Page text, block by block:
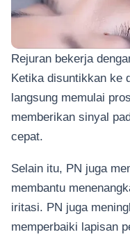
Rejuran bekerja
Ketika disuntikkan ke
langsung memulai
memberikan sinyal
cepat.
Selain itu, PN juga
membantu
iritasi. PN juga
memperbaiki lapisan